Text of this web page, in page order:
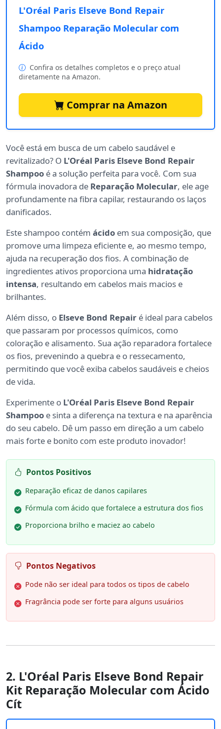
L'Oréal Paris Elseve Bond Repair
Shampoo Reparação Molecular com
Ácido
Confira os detalhes completos e o preço atual
diretamente na Amazon.
Comprar na Amazon
Você está em busca de um cabelo saudável e
revitalizado? O L'Oréal Paris Elseve Bond Repair
Shampoo é a solução perfeita para você. Com sua
fórmula inovadora de Reparação Molecular, ele age
profundamente na fibra capilar, restaurando os laços
danificados.
Este shampoo contém ácido em sua composição, que
promove uma limpeza eficiente e, ao mesmo tempo,
ajuda na recuperação dos fios. A combinação de
ingredientes ativos proporciona uma hidratação
intensa, resultando em cabelos mais macios e
brilhantes.
Além disso, o Elseve Bond Repair é ideal para cabelos
que passaram por processos químicos, como
coloração e alisamento. Sua ação reparadora fortalece
os fios, prevenindo a quebra e o ressecamento,
permitindo que você exiba cabelos saudáveis e cheios
de vida.
Experimente o L'Oréal Paris Elseve Bond Repair
Shampoo e sinta a diferença na textura e na aparência
do seu cabelo. Dê um passo em direção a um cabelo
mais forte e bonito com este produto inovador!
Pontos Positivos
Reparação eficaz de danos capilares
Fórmula com ácido que fortalece a estrutura dos fios
Proporciona brilho e maciez ao cabelo
Pontos Negativos
Pode não ser ideal para todos os tipos de cabelo
Fragrância pode ser forte para alguns usuários
2. L'Oréal Paris Elseve Bond Repair
Kit Reparação Molecular com Ácido
Cít